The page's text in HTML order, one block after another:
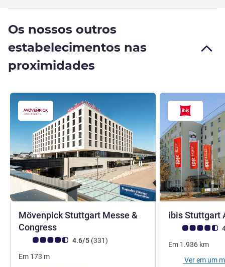
Os nossos outros
estabelecimentos nas
proximidades
Mövenpick Stuttgart Messe &
Congress
Nota clientes Avis (Classificação ALL)
4.6/5 (331comentários
)
Em 173 m
ibis Stuttgart
Nota clientes
Em 1.936 km
Ver em um